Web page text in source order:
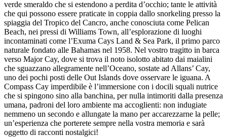
verde smeraldo che si estendono a perdita d’occhio; tante le attività
che qui possono essere praticate in coppia dallo snorkeling presso la
spiaggia del Tropico del Cancro, anche conosciuta come Pelican
Beach, nei pressi di Williams Town, all’esplorazione di luoghi
incontaminati come l’Exuma Cays Land & Sea Park, il primo parco
naturale fondato alle Bahamas nel 1958. Nel vostro tragitto in barca
verso Major Cay, dove si trova il noto isolotto abitato dai maialini
che sguazzano allegramente nell’Oceano, sostate ad Allans’ Cay,
uno dei pochi posti delle Out Islands dove osservare le iguana. A
Compass Cay imperdibile è l’immersione con i docili squali nutrice
che si spingono sino alla banchina, per nulla intimoriti dalla presenza
umana, padroni del loro ambiente ma accoglienti: non indugiate
nemmeno un secondo e allungate la mano per accarezzarne la pelle;
un’esperienza che porterete sempre nella vostra memoria e sarà
oggetto di racconti nostalgici!